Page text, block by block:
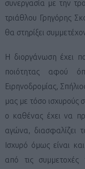
συνεργασία με την
τριάθλου Γρηγόρης
θα στηρίξει
Η διοργάνωση έχει
ποιότητας αφού
Ειρηνοδρομίας,
μας με τόσο ισχυρούς
ο καθένας έχει να
αγώνα, διασφαλίζει
Ισχυρό όμως είναι
από τις